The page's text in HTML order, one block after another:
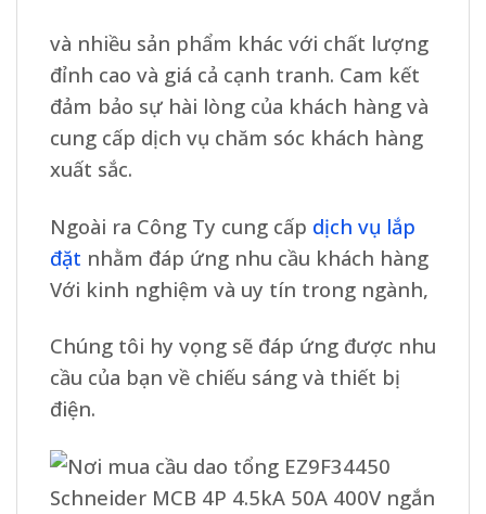
và nhiều sản phẩm khác với chất lượng
đỉnh cao và giá cả cạnh tranh. Cam kết
đảm bảo sự hài lòng của khách hàng và
cung cấp dịch vụ chăm sóc khách hàng
xuất sắc.
Ngoài ra Công Ty cung cấp dịch vụ lắp
đặt nhằm đáp ứng nhu cầu khách hàng
Với kinh nghiệm và uy tín trong ngành,
Chúng tôi hy vọng sẽ đáp ứng được nhu
cầu của bạn về chiếu sáng và thiết bị
điện.